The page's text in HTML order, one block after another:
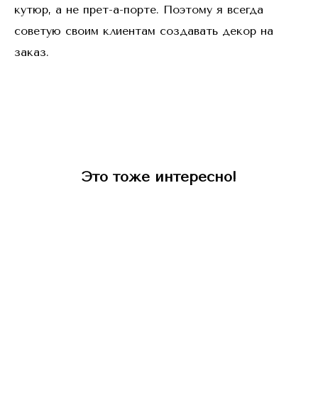
кутюр, а не прет-а-порте. Поэтому я всегда
советую своим клиентам создавать декор на
заказ.
Это тоже интересно!